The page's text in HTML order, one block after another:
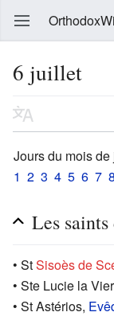
6 juillet
Jours du mois de
1 2 3 4 5 6 7 8
Les
• StSisoès de
• Ste Lucie la
• St Astérios,